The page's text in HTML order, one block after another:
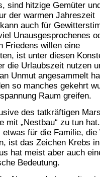
sind hitzige Gemüter
der warmen Jahreszeit
auch für
Unausgesprochenes
Friedens willen eine
ist unter diesen
die Urlaubszeit nutzen
Unmut angesammelt
so manches gekehrt
Raum greifen.
des tatkräftigen
mit „Nestbau“ zu tun
für die Familie, die
ist das Zeichen Krebs
hat meist aber auch
Bedeutung.